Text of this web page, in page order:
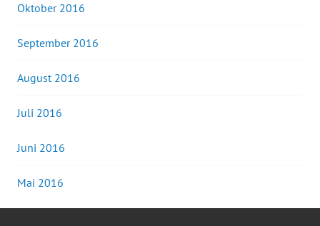
Oktober 2016
September 2016
August 2016
Juli 2016
Juni 2016
Mai 2016